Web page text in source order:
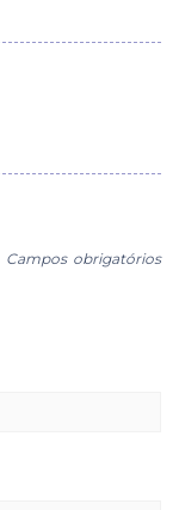
Campos obrigatórios